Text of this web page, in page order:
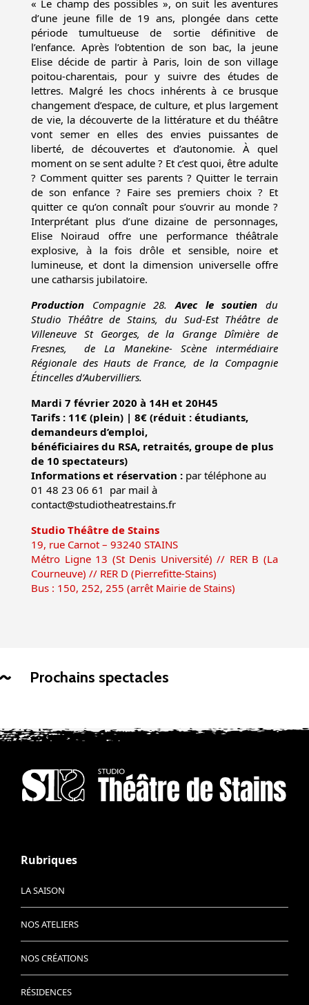
« Le champ des possibles », on suit les aventures
d’une jeune fille de 19 ans, plongée dans cette
période tumultueuse de sortie définitive de
l’enfance. Après l’obtention de son bac, la jeune
Elise décide de partir à Paris, loin de son village
poitou-charentais, pour y suivre des études de
lettres. Malgré les chocs inhérents à ce brusque
changement d’espace, de culture, et plus largement
de vie, la découverte de la littérature et du théâtre
vont semer en elles des envies puissantes de
liberté, de découvertes et d’autonomie. À quel
moment on se sent adulte ? Et c’est quoi, être adulte
? Comment quitter ses parents ? Quitter le terrain
de son enfance ? Faire ses premiers choix ? Et
quitter ce qu’on connaît pour s’ouvrir au monde ?
Interprétant plus d’une dizaine de personnages,
Elise Noiraud offre une performance théâtrale
explosive, à la fois drôle et sensible, noire et
lumineuse, et dont la dimension universelle offre
une catharsis jubilatoire.
Production Compagnie 28.Avec le soutien du
Studio Théâtre de Stains, du Sud-Est Théâtre de
Villeneuve St Georges, de la Grange Dîmière de
Fresnes, de La Manekine- Scène intermédiaire
Régionale des Hauts de France, de la Compagnie
Étincelles d’Aubervilliers.
Mardi 7 février 2020 à 14H et 20H45
Tarifs : 11€ (plein) | 8€ (réduit : étudiants,
demandeurs d’emploi,
bénéficiaires du RSA, retraités, groupe de plus
de 10 spectateurs)
Informations et réservation : par téléphone au
01 48 23 06 61 par mail à
contact@studiotheatrestains.fr
Studio Théâtre de Stains
19, rue Carnot – 93240 STAINS
Métro Ligne 13 (St Denis Université) // RER B (La
Courneuve) // RER D (Pierrefitte-Stains)
Bus : 150, 252, 255 (arrêt Mairie de Stains)
Prochains spectacles
Rubriques
LA SAISON
NOS ATELIERS
NOS CRÉATIONS
RÉSIDENCES